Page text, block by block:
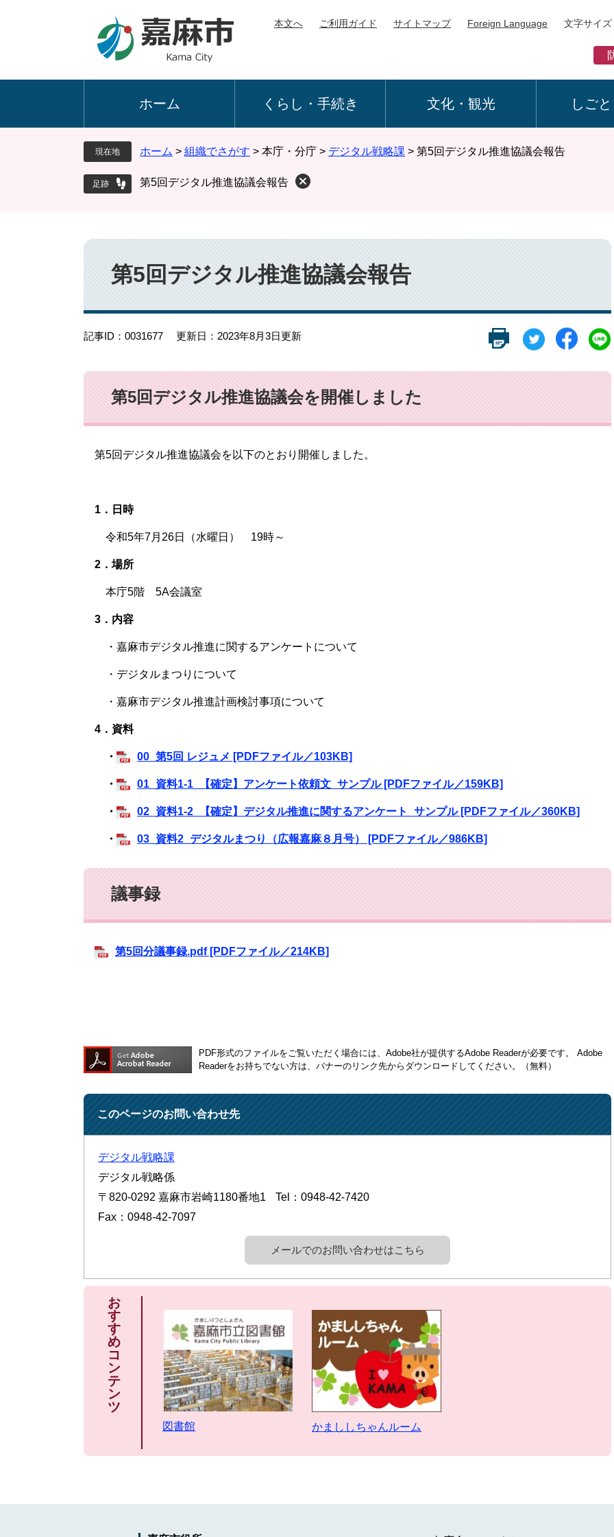
本文へ ご利用ガイド サイトマップ Foreign Language 文字サイズ
ホーム くらし・手続き 文化・観光 しご
現在地 ホーム > 組織でさがす > 本庁・分庁 > デジタル戦略課 > 第5回デジタル推進協議会報告
第5回デジタル推進協議会報告
本
文
第5回デジタル推進協議会報告
記事ID：0031677 更新日：2023年8月3日更新
第5回デジタル推進協議会を開催しました
第5回デジタル推進協議会を以下のとおり開催しました。
1．日時
令和5年7月26日（水曜日） 19時～
2．場所
本庁5階 5A会議室
3．内容
・嘉麻市デジタル推進に関するアンケートについて
・デジタルまつりについて
・嘉麻市デジタル推進計画検討事項について
4．資料
・ 00_第5回 レジュメ [PDFファイル／103KB]
・ 01_資料1-1_【確定】アンケート依頼文_サンプル [PDFファイル／159KB]
・ 02_資料1-2_【確定】デジタル推進に関するアンケート_サンプル [PDFファイル／360KB]
・ 03_資料2_デジタルまつり（広報嘉麻８月号） [PDFファイル／986KB]
議事録
第5回分議事録.pdf [PDFファイル／214KB]
PDF形式のファイルをご覧いただく場合には、Adobe社が提供するAdobe Readerが必要です。
Adobe
Readerをお持ちでない方は、バナーのリンク先からダウンロードしてください。（無料）
このページのお問い合わせ先
デジタル戦略課
デジタル戦略係
〒820-0292 嘉麻市岩崎1180番地1
Tel：0948-42-7420
Fax：0948-42-7097
メールでのお問い合わせはこちら
お
す
す
め
コ
ン
テ
ン
ツ
図書館 かまししちゃんルーム